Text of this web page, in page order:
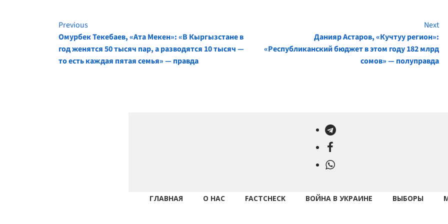
Continue
Reading
Previous
Омурбек Текебаев, «Ата Мекен»: «В Кыргызстане в
год женятся 50 тысяч пар, а разводятся 10 тысяч —
то есть каждая пятая семья» — правда
Next
Данияр Астаров, «Кучтуу регион»:
«Республиканский бюджет в этом году 182 млрд
сомов» — полуправда
Telegram
Facebook
WhatsApp
ГЛАВНАЯ О НАС FACTCHECK ВОЙНА В УКРАИНЕ ВЫБОРЫ